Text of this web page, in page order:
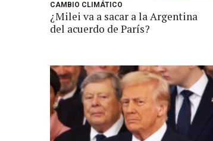
CAMBIO CLIMÁTICO
¿Milei va a sacar a la Argentina
del acuerdo de París?